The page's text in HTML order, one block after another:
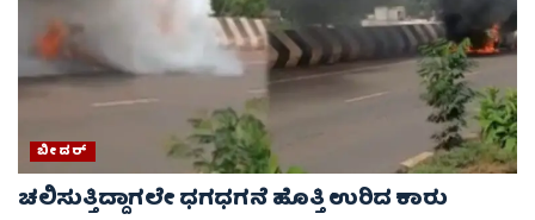
ಬೀದರ್
ಚಲಿಸುತ್ತಿದ್ದಾಗಲೇ ಧಗಧಗನೆ ಹೊತ್ತಿ ಉರಿದ ಕಾರು